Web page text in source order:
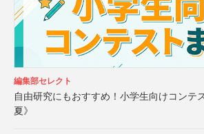
編集部セレクト
自由研究にもおすすめ！小学生向けコンテ
夏》